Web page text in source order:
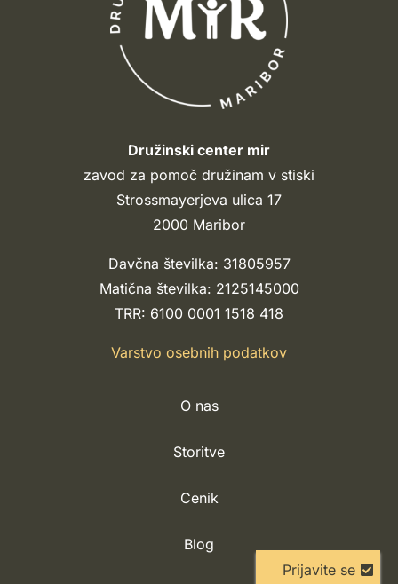
Družinski center mir
zavod za pomoč družinam v stiski
Strossmayerjeva ulica 17
2000 Maribor
Davčna številka: 31805957
Matična številka: 2125145000
TRR: 6100 0001 1518 418
Varstvo osebnih podatkov
O nas
Storitve
Cenik
Blog
Prijavite se